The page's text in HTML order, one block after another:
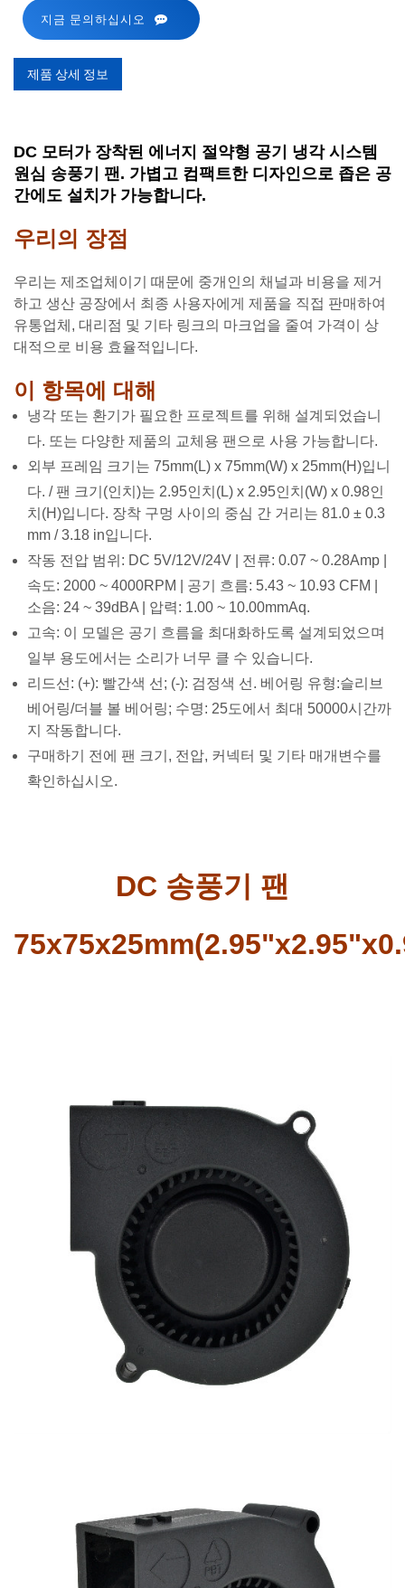
지금 문의하십시오
제품 상세 정보
DC 모터가 장착된 에너지 절약형 공기 냉각 시스템
원심 송풍기 팬. 가볍고 컴팩트한 디자인으로 좁은 공
간에도 설치가 가능합니다.
우리의 장점
우리는 제조업체이기 때문에 중개인의 채널과 비용을 제거
하고 생산 공장에서 최종 사용자에게 제품을 직접 판매하여
유통업체, 대리점 및 기타 링크의 마크업을 줄여 가격이 상
대적으로 비용 효율적입니다.
이 항목에 대해
냉각 또는 환기가 필요한 프로젝트를 위해 설계되었습니
다. 또는 다양한 제품의 교체용 팬으로 사용 가능합니다.
외부 프레임 크기는 75mm(L) x 75mm(W) x 25mm(H)입니
다. / 팬 크기(인치)는 2.95인치(L) x 2.95인치(W) x 0.98인
치(H)입니다. 장착 구멍 사이의 중심 간 거리는 81.0 ± 0.3
mm / 3.18 in입니다.
작동 전압 범위: DC 5V/12V/24V | 전류: 0.07 ~ 0.28Amp |
속도: 2000 ~ 4000RPM | 공기 흐름: 5.43 ~ 10.93 CFM |
소음: 24 ~ 39dBA | 압력: 1.00 ~ 10.00mmAq.
고속: 이 모델은 공기 흐름을 최대화하도록 설계되었으며
일부 용도에서는 소리가 너무 클 수 있습니다.
리드선: (+): 빨간색 선; (-): 검정색 선. 베어링 유형:슬리브
베어링/더블 볼 베어링; 수명: 25도에서 최대 50000시간까
지 작동합니다.
구매하기 전에 팬 크기, 전압, 커넥터 및 기타 매개변수를
확인하십시오.
DC 송풍기 팬